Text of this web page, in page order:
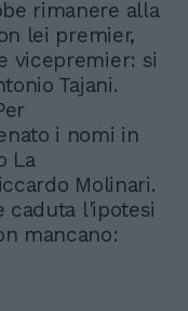
rimanere alla
lei premier,
vicepremier: si
Tajani.
i nomi in
La
Molinari.
caduta l'ipotesi
mancano: